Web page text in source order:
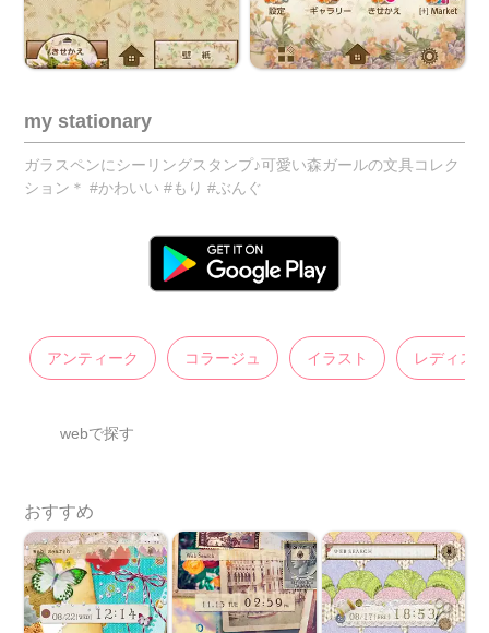
my stationary
ガラスペンにシーリングスタンプ♪可愛い森ガールの文具コレク
ション＊ #かわいい #もり #ぶんぐ
アンティーク コラージュ イラスト レディス
webで探す
おすすめ